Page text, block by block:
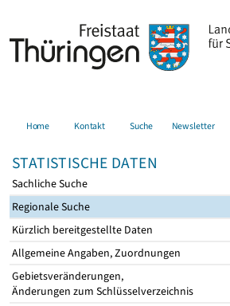
Home Kontakt Suche Newsletter
STATISTISCHE DATEN
Sachliche Suche
Regionale Suche
Kürzlich bereitgestellte Daten
Allgemeine Angaben, Zuordnungen
Gebietsveränderungen,
Änderungen zum Schlüsselverzeichnis